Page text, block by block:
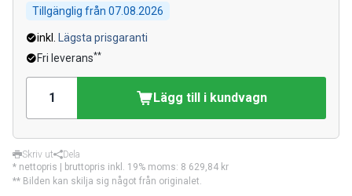
Tillgänglig från 07.08.2026
inkl.
Lägsta prisgaranti
Fri leverans**
Lägg till i kundvagn
Skriv ut
Dela
* nettopris | bruttopris inkl. 19% moms: 8 629,84 kr
** Bilden kan skilja sig något från originalet.